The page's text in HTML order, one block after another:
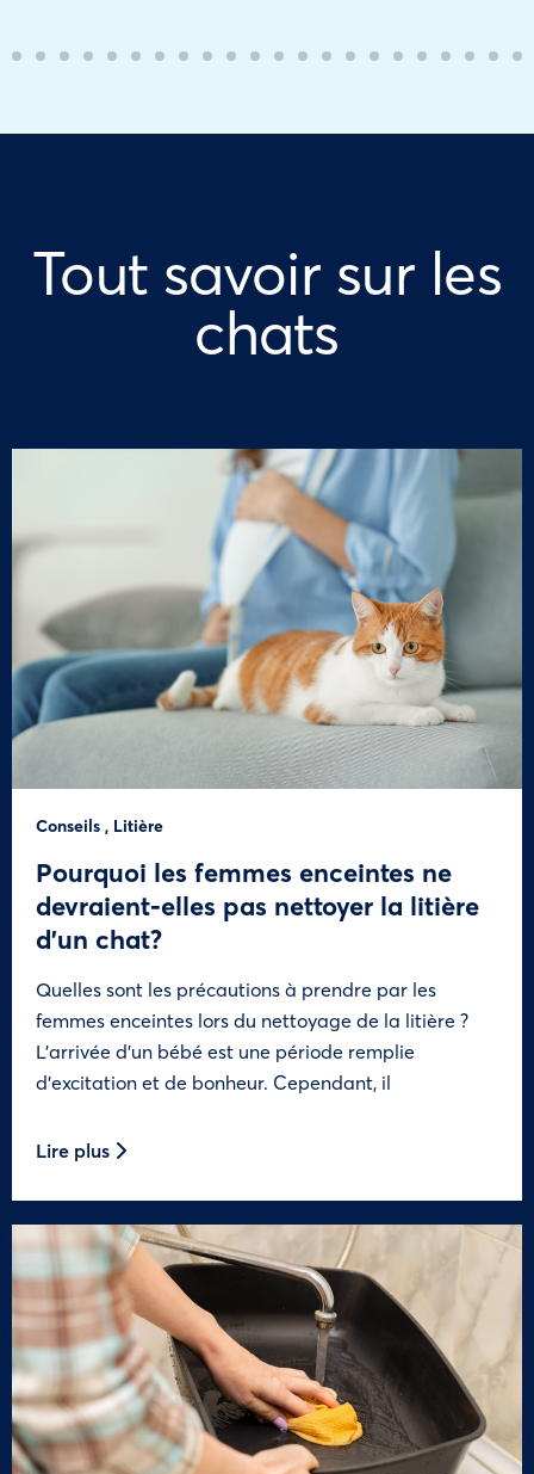
Tout savoir sur les
chats
Conseils , Litière
Pourquoi les femmes enceintes ne
devraient-elles pas nettoyer la litière
d’un chat?
Quelles sont les précautions à prendre par les
femmes enceintes lors du nettoyage de la litière ?
L’arrivée d’un bébé est une période remplie
d’excitation et de bonheur. Cependant, il
Lire plus